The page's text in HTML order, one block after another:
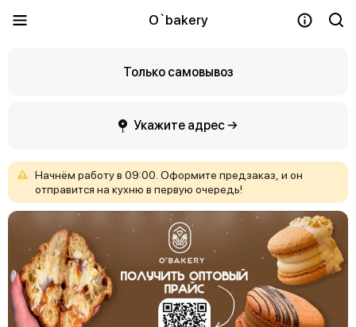
O`bakery
Только самовывоз
Укажите адрес →
Начнём работув 09:00. Оформите предзаказ, и он
отправится на кухню в первую очередь!